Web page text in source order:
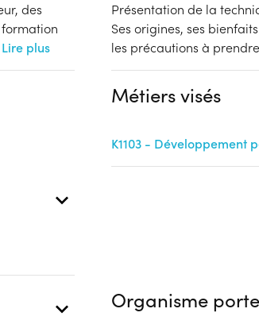
En recherche d'emploi,
Réunions
Aucune information
Complément
Aucune information
des
Lire plus
Présentation de la
Ses origines, ses
les précautions à
Métiers visés
K1103 - Développement
Organisme